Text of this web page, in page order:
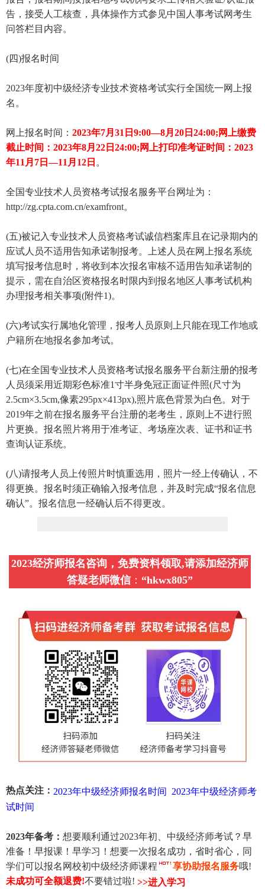
告，接受人工核查，具体操作方式参见中国人事考试网考生
问答栏目内容。
(四)报名时间
2023年度初中级经济专业技术资格考试实行全国统一网上报
名。
网上报名时间： 2023年7月31日9:00—8月20日24:00;网上缴费
截止时间：2023年8月22日24:00;网上打印准考证时间：2023
年11月7日—11月12日 。
全国专业技术人员资格考试报名服务平台网址为：
http://zg.cpta.com.cn/examfront。
(五)被记入专业技术人员资格考试诚信档案库且在记录期内的
应试人员不适用告知承诺制报考。上述人员在网上报名系统
填写报考信息时，将收到本次报名审核不适用告知承诺制的
提示，需在自治区资格报名时限内到报名地区人事考试机构
办理报考相关事项(附件1)。
(六)考试实行属地化管理，报考人员原则上只能在现工作地或
户籍所在地报名参加考试。
(七)在全国专业技术人员资格考试报名服务平台新注册的报考
人员须采用近期彩色标准1寸半身免冠正面证件照(尺寸为
2.5cm×3.5cm,像素295px×413px),照片底色背景为白色。对于
2019年之前在报名服务平台注册的老考生，原则上不进行照
片更换。报名照片将用于准考证、考场座次表、证书和证书
查询认证系统。
(八)请报考人员上传照片时慎重选用，照片一经上传确认，不
得更换。报名时须正确输入报考信息，并及时完成“报名信息
确认”。报名信息一经确认后不得更改。
2023经济师报名咨询，免费资料领取,请添加经济师
答疑老师微信： “hkwx805”
热点关注： 2023年中级经济师报名时间 2023年中级经济师考
试时间
2023年备考： 想要顺利通过2023年初、中级经济师考试？早
准备！早报课！早学习！想要一次报名成功，省时省心，同
学们可以报名网校初中级经济师课程
享协助报名服务哦!
未成功可全额退费!不要错过啦! >>进入学习